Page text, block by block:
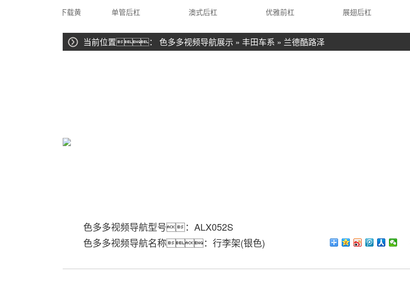
后拖车色多多下载黄
单管后杠 澳式后杠 优雅前杠 展翅后杠
当前位置： 色多多视频导航展示 » 丰田车系 » 兰德酷路泽
色多多视频导航型号：ALX052S
色多多视频导航名称：行李架(银色)